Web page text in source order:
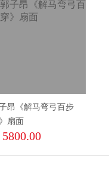
昂《解马弯弓百步
扇面
5800.00